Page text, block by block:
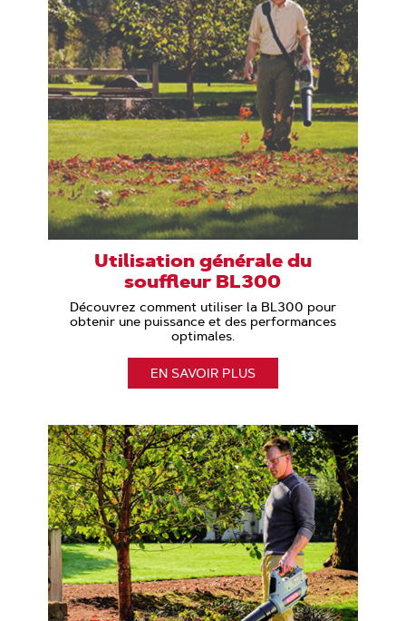
Utilisation générale du
souffleur BL300
Découvrez comment utiliser la BL300 pour
obtenir une puissance et des performances
optimales.
EN SAVOIR PLUS